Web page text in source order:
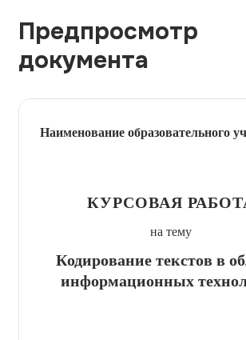
Предпросмотр
документа
Наименование образовательного
КУРСОВАЯ
на тему
Кодирование текстов в
информационных